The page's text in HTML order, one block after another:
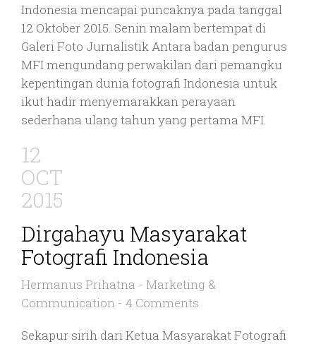
Indonesia mencapai puncaknya pada tanggal
12 Oktober 2015. Senin malam bertempat di
Galeri Foto Jurnalistik Antara badan pengurus
MFI mengundang perwakilan dari pemangku
kepentingan dunia fotografi Indonesia untuk
ikut hadir menyemarakkan perayaan
sederhana ulang tahun yang pertama MFI.
12
OCT
2015
Dirgahayu Masyarakat
Fotografi Indonesia
Hermanus Prihatna - Marketing &
Communication - 4 Comments
Sekapur sirih dari Ketua Masyarakat Fotografi